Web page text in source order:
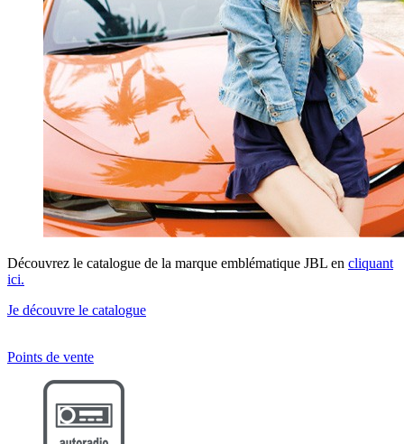
Découvrez le catalogue de la marque emblématique JBL en cliquant
ici.
Je découvre le catalogue
Points de vente